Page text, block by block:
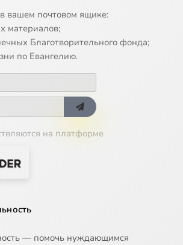
вашем почтовом ящике:
материалов;
Благотворительного фонда;
по Евангелию.
на платформе
— помочь нуждающимся